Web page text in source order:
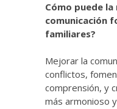
Cómo puede
comunicación
familiares?
Mejorar la
conflictos,
comprensión, y
más armonioso